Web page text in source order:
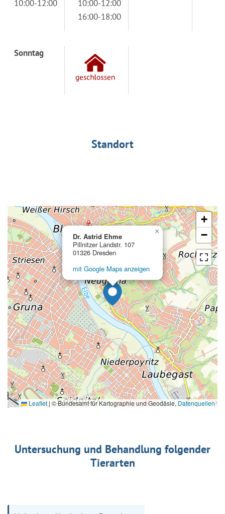
10:00-12:00
10:00-12:00
16:00-18:00
Sonntag
Standort
Dr. Astrid Ehme
Pillnitzer Landstr. 107
01326 Dresden
mit Google Maps anzeigen
×
+
−
Leaflet | © Bundesamt für Kartographie und Geodäsie, Datenquellen
Untersuchung und Behandlung folgender
Tierarten